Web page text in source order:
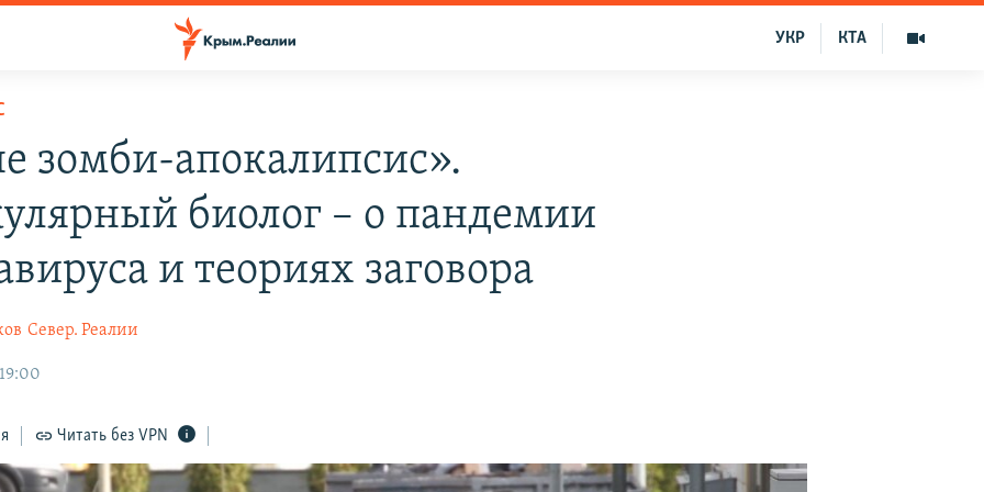
КТА
УКР
зомби-апокалипсис».
биолог – о пандемии
и теориях заговора
Север. Реалии
Читать без VPN